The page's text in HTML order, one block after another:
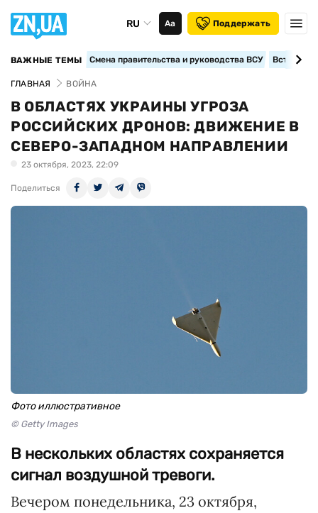
RU Аа Поддержать
ВАЖНЫЕ ТЕМЫ Смена правительства и руководства ВСУ
ГЛАВНАЯ ВОЙНА
В ОБЛАСТЯХ УКРАИНЫ УГРОЗА
РОССИЙСКИХ ДРОНОВ: ДВИЖЕНИЕ В
СЕВЕРО-ЗАПАДНОМ НАПРАВЛЕНИИ
23 октября, 2023, 22:09
Поделиться
Фото иллюстративное
© Getty Images
В нескольких областях сохраняется
сигнал воздушной тревоги.
Вечером понедельника, 23 октября,